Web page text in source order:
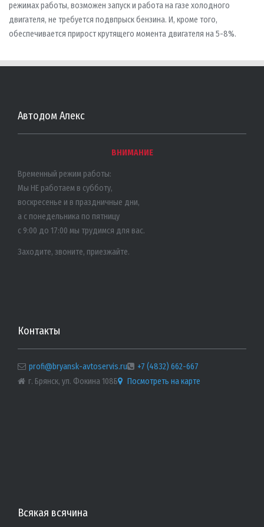
режимах работы, возможен запуск и работа на газе холодного
двигателя, не требуется подвпрыск бензина. И, кроме того,
обеспечивается прирост крутящего момента двигателя на 5-8%.
Автодом Алекс
ВНИМАНИЕ
Временный режим работы:
Мы НЕ работаем в субботу,
воскресенье и в праздничные дни,
а с понедельника по пятницу
с 9:00 до 17:00 мы трудимся для вас.
Заходите, звоните, приезжайте.
Контакты
profi@bryansk-avtoservis.ru
+7 (4832) 662-667
г. Брянск, ул. Фокина 108Б
Посмотреть на карте
Всякая всячина